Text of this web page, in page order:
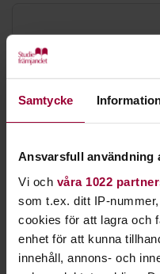
Samtycke
Ansvarsfull användning
Vi och våra 1022
som t.ex. ditt IP-
cookies för att lagra och
enhet för att kunna
innehåll, annons- och
LMA-nummer
Förnamn *
Efternamn *
E-postadress *